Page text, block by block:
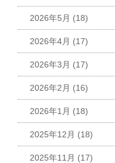
2026年5月 (18)
2026年4月 (17)
2026年3月 (17)
2026年2月 (16)
2026年1月 (18)
2025年12月 (18)
2025年11月 (17)